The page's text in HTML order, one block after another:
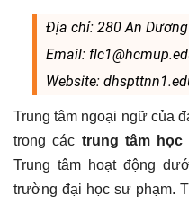
Địa chỉ: 280 An
Email:
Website:
Trung tâm ngoại ngữ của
trong các trung tâm học
Trung tâm hoạt động
trường đại học sư phạm.